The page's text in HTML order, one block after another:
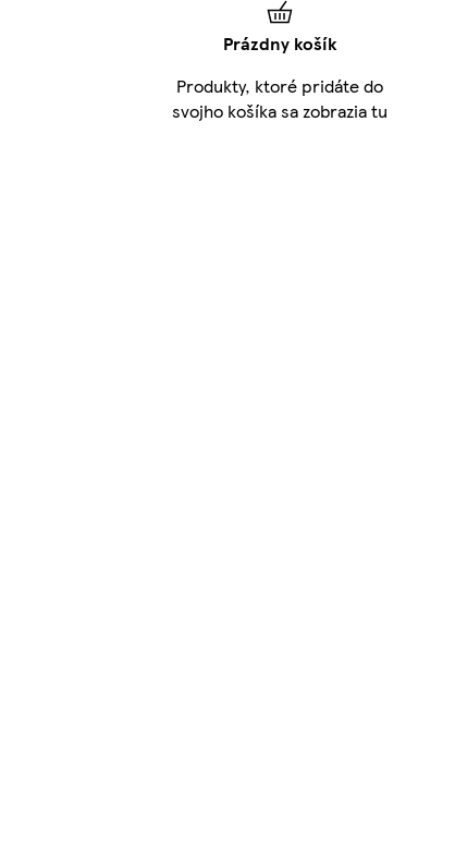
Prázdny košík
Produkty, ktoré pridáte do
svojho košíka sa zobrazia tu